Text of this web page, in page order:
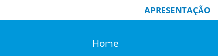
APRESENTAÇÃO
Home